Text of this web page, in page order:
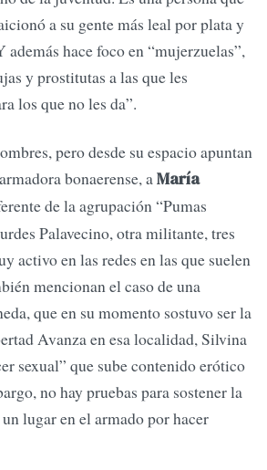
a su gente más leal por plata y
además hace foco en “mujerzuelas”,
y prostitutas a las que les
los que no les da”.
pero desde su espacio apuntan
bonaerense, aMaría
de la agrupación “Pumas
Palavecino, otra militante, tres
activo en las redes en las que suelen
mencionan el caso de una
que en su momento sostuvo ser la
Avanza en esa localidad, Silvina
sexual” que sube contenido erótico
no hay pruebas para sostener la
lugar en el armado por hacer